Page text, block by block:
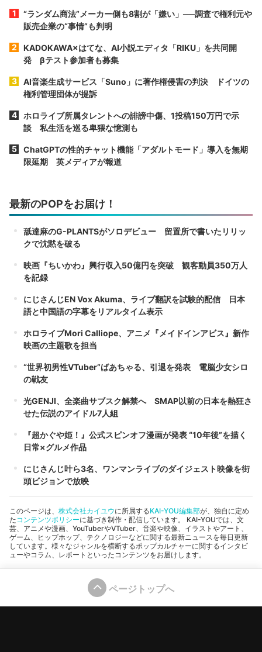
“ランダム商法”メーカー側も8割が「嫌い」──調査で権利元や
販売企業の“事情”も判明
KADOKAWA×はてな、AI小説エディタ「RIKU」を共同開
発 βテスト参加者も募集
AI音楽生成サービス「Suno」に著作権侵害の判決 ドイツの
権利管理団体が提訴
ホロライブ所属タレントへの誹謗中傷、1投稿150万円で示
談 私生活を巡る卑猥な憶測も
ChatGPTの性的チャット機能「アダルトモード」導入を無期
限延期 英メディアが報道
最新のPOPをお届け！
舐達麻のG-PLANTSがソロデビュー 留置所で書いたリリッ
クで沈黙を破る
映画『ちいかわ』興行収入50億円を突破 観客動員350万人
を記録
にじさんじEN Vox Akuma、ライブ翻訳を試験的配信 日本
語と中国語の字幕をリアルタイム表示
ホロライブMori Calliope、アニメ『メイドインアビス』新作
映画の主題歌を担当
“世界初男性VTuber”ばあちゃる、引退を発表 電脳少女シロ
の戦友
光GENJI、全楽曲サブスク解禁へ SMAP以前の日本を熱狂さ
せた伝説のアイドル7人組
『超かぐや姫！』公式スピンオフ漫画が発表 “10年後”を描く
日常×グルメ作品
にじさんじ叶ら3名、ワンマンライブのダイジェスト映像を街
頭ビジョンで放映
このページは、 株式会社カイユウに所属するKAI-YOU編集部が、独自に定め
た コンテンツポリシーに基づき制作・配信しています。 KAI-YOUでは、文
芸、アニメや漫画、YouTuberやVTuber、音楽や映像、イラストやアート、
ゲーム、ヒップホップ、テクノロジーなどに関する最新ニュースを毎日更新
しています。様々なジャンルを横断するポップカルチャーに関するインタビ
ューやコラム、レポートといったコンテンツをお届けします。
ページトップへ